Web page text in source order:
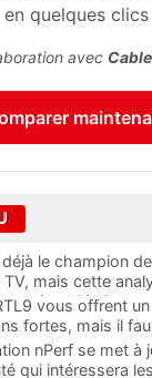
en quelques clics
avec
déjà le champion
mais cette
moins 141 ajouts
vous offrent
fortes, mais il
nPerf se met à
qui intéressera